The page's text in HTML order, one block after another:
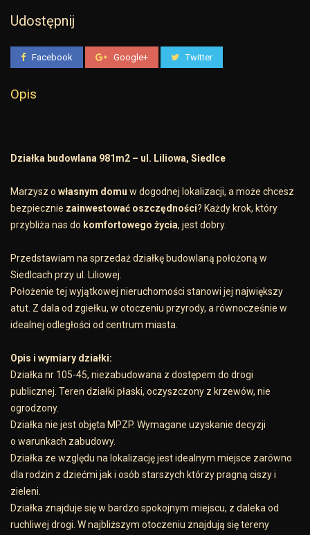
Udostępnij
Facebook Google+ Twitter
Opis
Działka budowlana 981m2 – ul. Liliowa, Siedlce
Marzysz o własnym domu w dogodnej lokalizacji, a może chcesz
bezpiecznie zainwestować oszczędności? Każdy krok, który
przybliża nas do komfortowego życia, jest dobry.
Przedstawiam na sprzedaż działkę budowlaną położoną w
Siedlcach przy ul. Liliowej.
Położenie tej wyjątkowej nieruchomości stanowi jej największy
atut. Z dala od zgiełku, w otoczeniu przyrody, a równocześnie w
idealnej odległości od centrum miasta.
Opis i wymiary działki:
Działka nr 105-45, niezabudowana z dostępem do drogi
publicznej. Teren działki płaski, oczyszczony z krzewów, nie
ogrodzony.
Działka nie jest objęta MPZP. Wymagane uzyskanie decyzji
o warunkach zabudowy.
Działka ze względu na lokalizację jest idealnym miejsce zarówno
dla rodzin z dziećmi jak i osób starszych którzy pragną ciszy i
zieleni.
Działka znajduje się w bardzo spokojnym miejscu, z daleka od
ruchliwej drogi. W najbliższym otoczeniu znajdują się tereny